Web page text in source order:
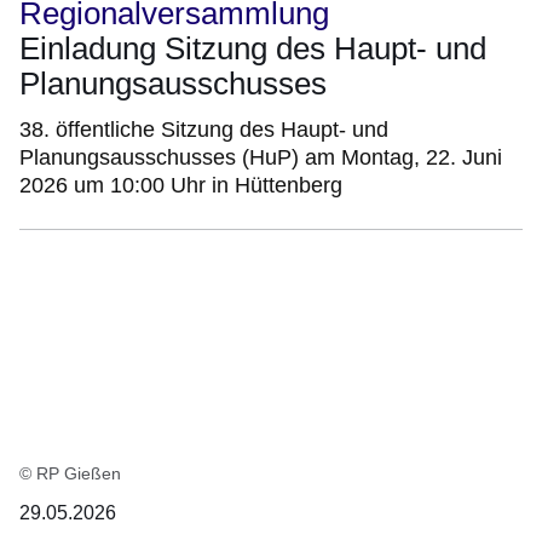
Regionalversammlung
Einladung Sitzung des Haupt- und
Planungsausschusses
38. öffentliche Sitzung des Haupt- und
Planungsausschusses (HuP) am Montag, 22. Juni
2026 um 10:00 Uhr in Hüttenberg
© RP Gießen
29.05.2026